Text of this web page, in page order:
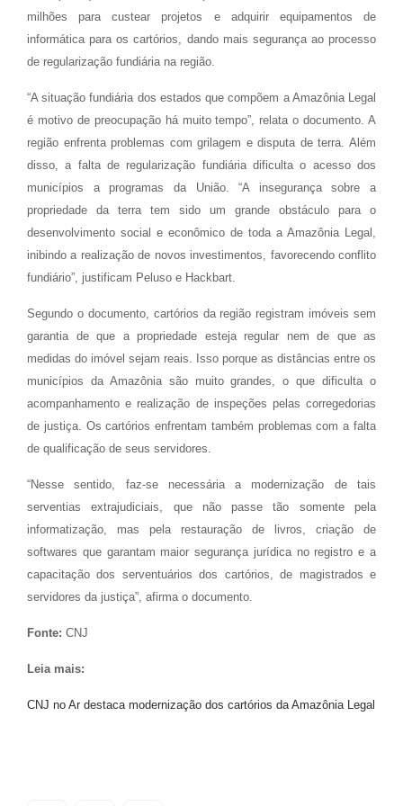
milhões para custear projetos e adquirir equipamentos de
informática para os cartórios, dando mais segurança ao processo
de regularização fundiária na região.
“A situação fundiária dos estados que compõem a Amazônia Legal
é motivo de preocupação há muito tempo”, relata o documento. A
região enfrenta problemas com grilagem e disputa de terra. Além
disso, a falta de regularização fundiária dificulta o acesso dos
municípios a programas da União. “A insegurança sobre a
propriedade da terra tem sido um grande obstáculo para o
desenvolvimento social e econômico de toda a Amazônia Legal,
inibindo a realização de novos investimentos, favorecendo conflito
fundiário”, justificam Peluso e Hackbart.
Segundo o documento, cartórios da região registram imóveis sem
garantia de que a propriedade esteja regular nem de que as
medidas do imóvel sejam reais. Isso porque as distâncias entre os
municípios da Amazônia são muito grandes, o que dificulta o
acompanhamento e realização de inspeções pelas corregedorias
de justiça. Os cartórios enfrentam também problemas com a falta
de qualificação de seus servidores.
“Nesse sentido, faz-se necessária a modernização de tais
serventias extrajudiciais, que não passe tão somente pela
informatização, mas pela restauração de livros, criação de
softwares que garantam maior segurança jurídica no registro e a
capacitação dos serventuários dos cartórios, de magistrados e
servidores da justiça”, afirma o documento.
Fonte: CNJ
Leia mais:
CNJ no Ar destaca modernização dos cartórios da Amazônia Legal